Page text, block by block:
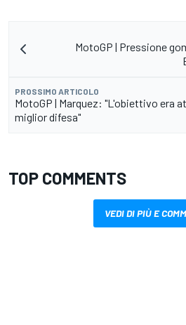
MotoGP | Pressione
PROSSIMO ARTICOLO
MotoGP | Marquez: "L'obiettivo era
miglior difesa"
TOP COMMENTS
VEDI DI PIÙ E